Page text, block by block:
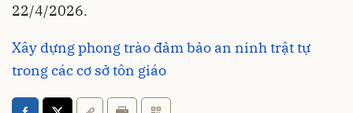
22/4/2026.
Xây dựng phong trào đảm bảo an ninh trật tự
trong các cơ sở tôn giáo